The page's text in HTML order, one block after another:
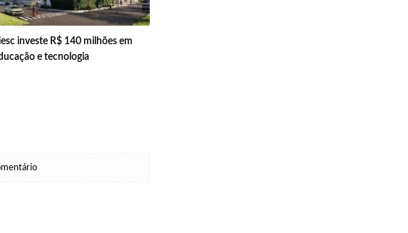
investe R$ 140 milhões em
e tecnologia